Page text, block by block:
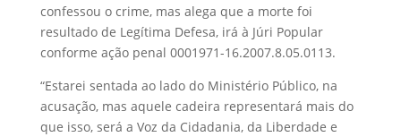
confessou o crime, mas alega que a morte foi
resultado de Legítima Defesa, irá à Júri Popular
conforme ação penal 0001971-16.2007.8.05.0113.
“Estarei sentada ao lado do Ministério Público, na
acusação, mas aquele cadeira representará mais do
que isso, será a Voz da Cidadania, da Liberdade e